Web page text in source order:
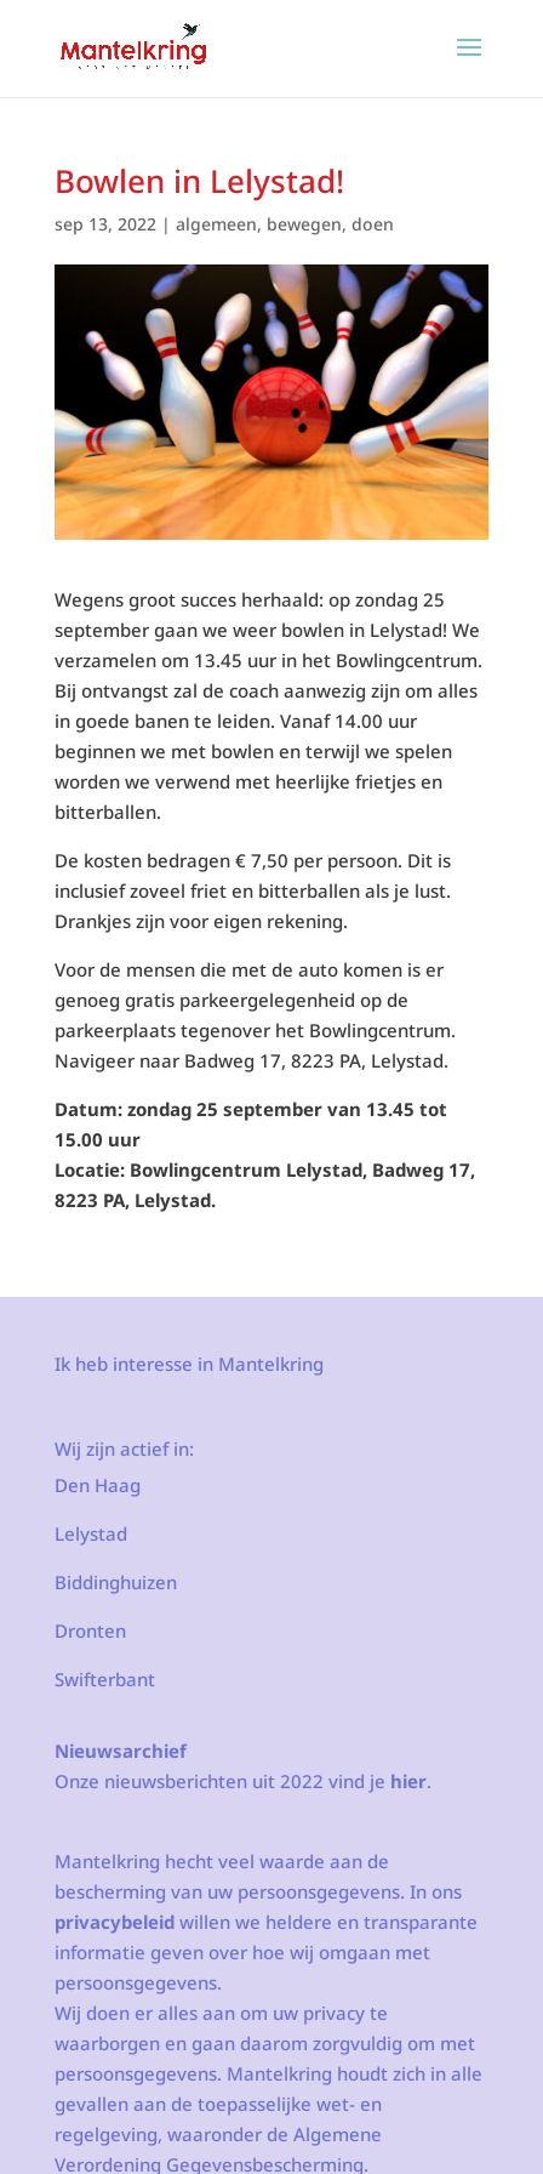
Bowlen in Lelystad!
sep 13, 2022| algemeen, bewegen, doen
Wegens groot succes herhaald: op zondag 25
september gaan we weer bowlen in Lelystad! We
verzamelen om 13.45 uur in het Bowlingcentrum.
Bij ontvangst zal de coach aanwezig zijn om alles
in goede banen te leiden. Vanaf 14.00 uur
beginnen we met bowlen en terwijl we spelen
worden we verwend met heerlijke frietjes en
bitterballen.
De kosten bedragen € 7,50 per persoon. Dit is
inclusief zoveel friet en bitterballen als je lust.
Drankjes zijn voor eigen rekening.
Voor de mensen die met de auto komen is er
genoeg gratis parkeergelegenheid op de
parkeerplaats tegenover het Bowlingcentrum.
Navigeer naar Badweg 17, 8223 PA, Lelystad.
Datum: zondag 25 september van 13.45 tot
15.00 uur
Locatie: Bowlingcentrum Lelystad, Badweg 17,
8223 PA, Lelystad.
Ik heb interesse in Mantelkring
Wij zijn actief in:
Den Haag
Lelystad
Biddinghuizen
Dronten
Swifterbant
Nieuwsarchief
Onze nieuwsberichten uit 2022 vind je hier.
Mantelkring hecht veel waarde aan de
bescherming van uw persoonsgegevens. In ons
privacybeleidwillen we heldere en transparante
informatie geven over hoe wij omgaan met
persoonsgegevens.
Wij doen er alles aan om uw privacy te
waarborgen en gaan daarom zorgvuldig om met
persoonsgegevens. Mantelkring houdt zich in alle
gevallen aan de toepasselijke wet- en
regelgeving, waaronder de Algemene
Verordening Gegevensbescherming.